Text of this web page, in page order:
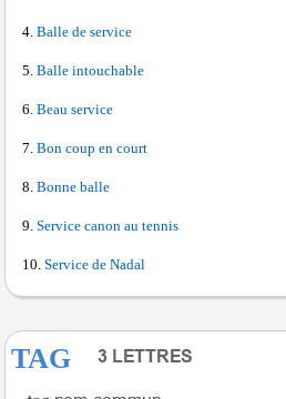
Balle de service
Balle intouchable
Beau service
Bon coup en court
Bonne balle
Service canon au tennis
Service de Nadal
TAG